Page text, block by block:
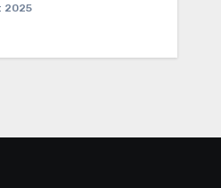
2025